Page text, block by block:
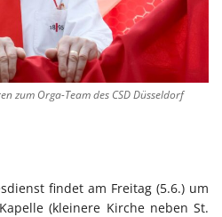
zum Orga-Team des CSD Düsseldorf
findet am Freitag (5.6.) um
(kleinere Kirche neben St.